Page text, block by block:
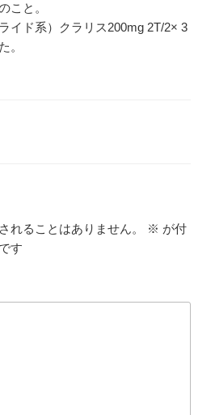
こと。
イド系）クラリス200mg 2T/2× 3
。
れることはありません。 ※ が付
す